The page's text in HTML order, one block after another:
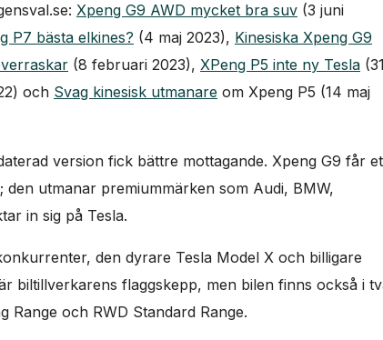
Xpeng G9 AWD mycket bra suv (3 juni
P7 bästa elkines? (4 maj 2023), Kinesiska Xpeng G9
(8 februari 2023), XPeng P5 inte ny Tesla (31
och Svag kinesisk utmanare om Xpeng P5 (14 maj
version fick bättre mottagande. Xpeng G9 får
utmanar premiummärken som Audi, BMW,
in sig på Tesla.
den dyrare Tesla Model X och billigare
biltillverkarens flaggskepp, men bilen finns också i
Range och RWD Standard Range.